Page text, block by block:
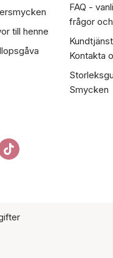
till henne
FAQ -
frågor
Kontakta
Smycken